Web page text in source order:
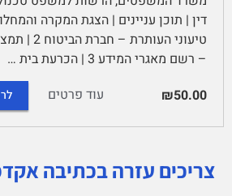
טיעוני
– רשם מאגרי המידע 3 | הכרעת בית …
₪50.00
עוד פרטים
צריכים עזרה בכתיבה